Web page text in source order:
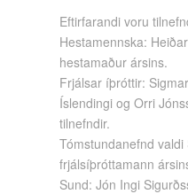
Eftirfarandi voru
Hestamennska:
hestamaður ársins.
Frjálsar íþróttir:
Íslendingi og Orri
tilnefndir.
Tómstundanefnd
frjálsíþróttamann
Sund: Jón Ingi